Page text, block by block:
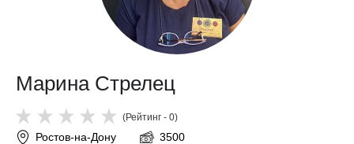
Марина Стрелец
(Рейтинг - 0)
Ростов-на-Дону
3500